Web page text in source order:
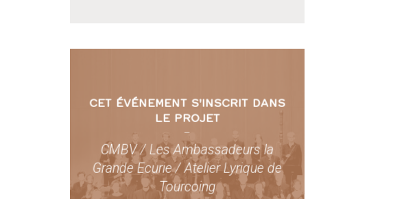
CET ÉVÉNEMENT S'INSCRIT DANS
LE PROJET
–
CMBV / Les Ambassadeurs la
Grande Ecurie / Atelier Lyrique de
Tourcoing